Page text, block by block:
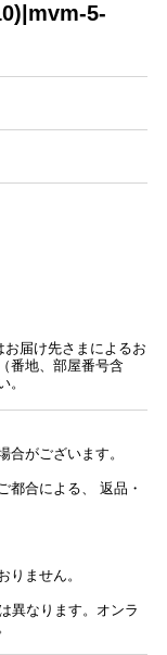
5-
届け先さまによるお
番地、部屋番号含
。
がございます。
都合による、 返品・
ません。
異なります。オンラ